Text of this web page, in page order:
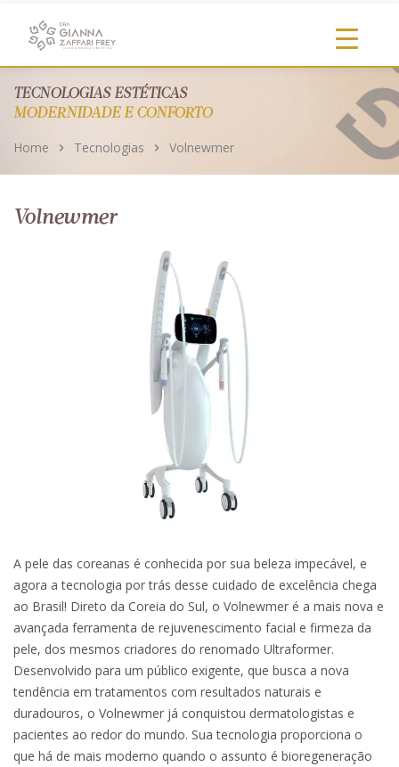
TECNOLOGIAS ESTÉTICAS
MODERNIDADE E CONFORTO
Home Tecnologias Volnewmer
Volnewmer
A pele das coreanas é conhecida por sua beleza impecável, e
agora a tecnologia por trás desse cuidado de excelência chega
ao Brasil! Direto da Coreia do Sul, o Volnewmer é a mais nova e
avançada ferramenta de rejuvenescimento facial e firmeza da
pele, dos mesmos criadores do renomado Ultraformer.
Desenvolvido para um público exigente, que busca a nova
tendência em tratamentos com resultados naturais e
duradouros, o Volnewmer já conquistou dermatologistas e
pacientes ao redor do mundo. Sua tecnologia proporciona o
que há de mais moderno quando o assunto é bioregeneração